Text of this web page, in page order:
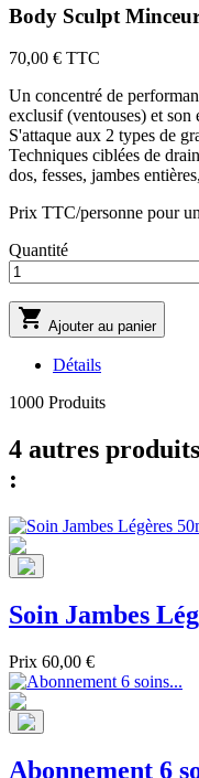
Body Sculpt
70,00 € TTC
Un concentré de
exclusif (ventouses) et
S'attaque aux 2 types de
Techniques ciblées de
dos, fesses, jambes
Prix TTC/personne pour
Quantité
 Ajouter au panier
Détails
1000 Produits
4 autres
:
Soin Jambes
Prix 60,00 €
Abonnement 6